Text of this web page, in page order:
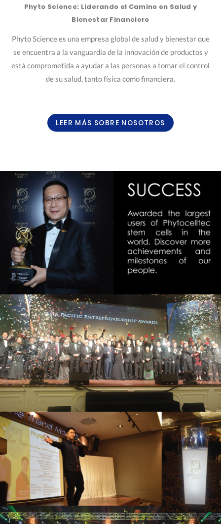
Phyto Science: Liderando el Camino en Salud y
Bienestar Financiero
Phyto Science es una empresa global de salud y bienestar que
se encuentra a la vanguardia de la innovación de productos y
está comprometida a ayudar a las personas a tomar el control
de su salud, tanto física como financiera.
LEER MÁS SOBRE NOSOTROS